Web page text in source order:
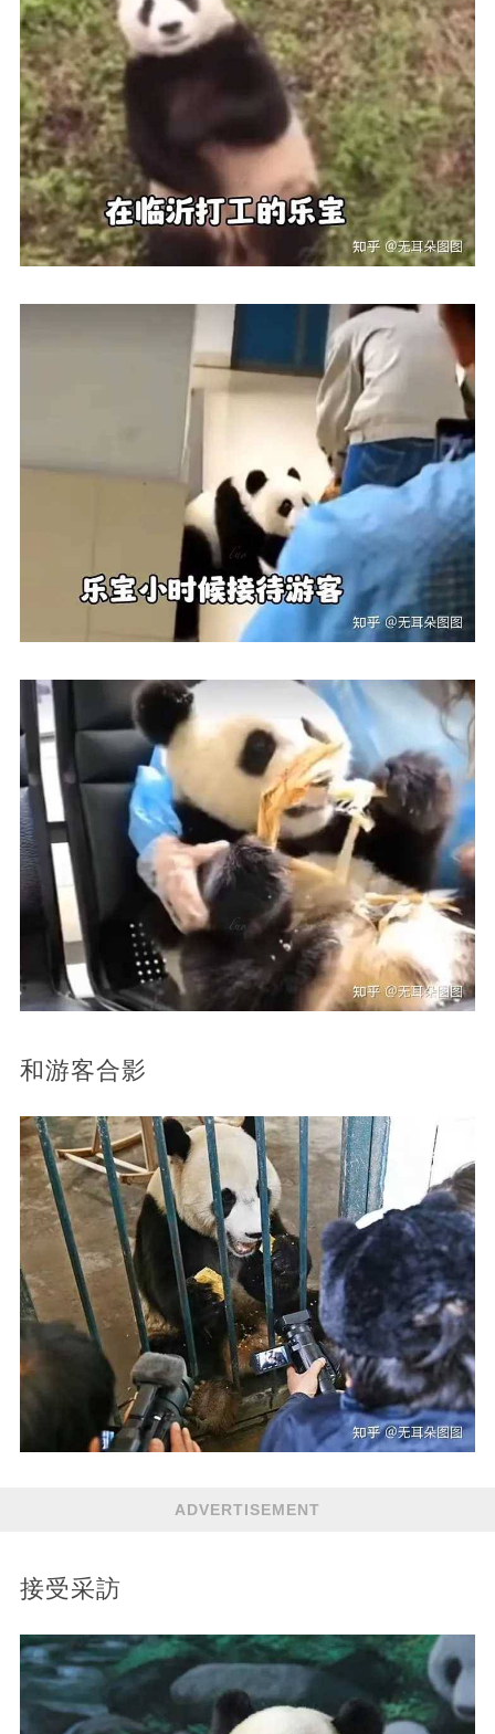
和游客合影
ADVERTISEMENT
接受采訪